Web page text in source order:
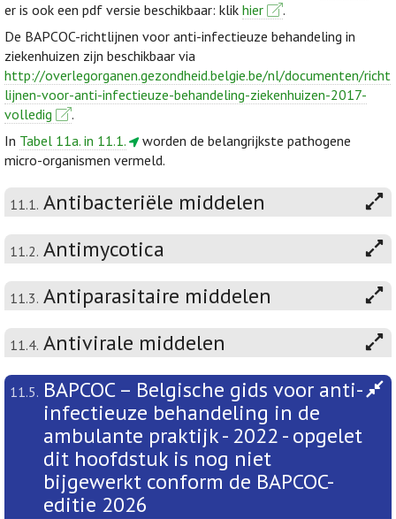
er is ook een pdf versie beschikbaar: klik hier
.
De BAPCOC-richtlijnen voor anti-infectieuze behandeling in
ziekenhuizen zijn beschikbaar via
http://overlegorganen.gezondheid.belgie.be/nl/documenten/richt
lijnen-voor-anti-infectieuze-behandeling-ziekenhuizen-2017-
volledig
.
In Tabel 11a. in 11.1.
worden de belangrijkste pathogene
micro-organismen vermeld.
11.1. Antibacteriële middelen
11.2. Antimycotica
11.3. Antiparasitaire middelen
11.4. Antivirale middelen
11.5. BAPCOC – Belgische gids voor anti-
infectieuze behandeling in de
ambulante praktijk - 2022 - opgelet
dit hoofdstuk is nog niet
bijgewerkt conform de BAPCOC-
editie 2026